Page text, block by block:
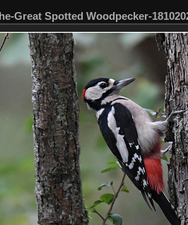
Great Spotted Woodpecker-